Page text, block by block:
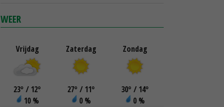
WEER
Vrijdag
23° / 12°
10 %
Zaterdag
27° / 11°
0 %
Zondag
30° / 14°
0 %